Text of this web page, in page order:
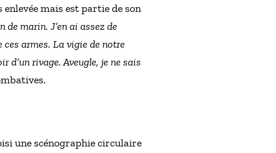
mais est partie de son
de marin. J’en ai assez de
ces armes. La vigie de notre
d’un rivage. Aveugle, je ne sais
une scénographie circulaire